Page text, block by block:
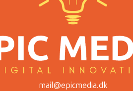
mail@epicmedia.dk